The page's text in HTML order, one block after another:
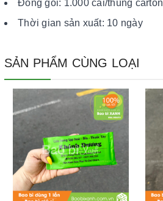
Đóng gói: 1.000 cái/thùng carton
Thời gian sản xuất: 10 ngày
SẢN PHẨM CÙNG LOẠI